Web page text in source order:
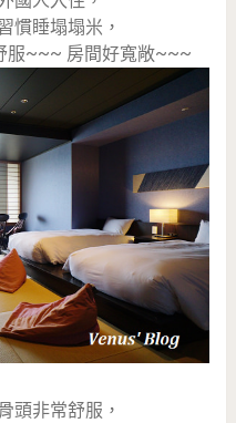
慣睡塌塌米，
服~~~ 房間好寬敞~~~
頭非常舒服，